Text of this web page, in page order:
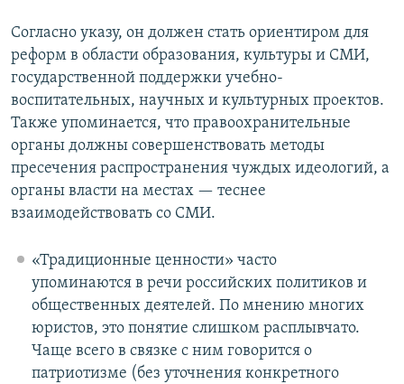
Согласно указу, он должен стать ориентиром для
реформ в области образования, культуры и СМИ,
государственной поддержки учебно-
воспитательных, научных и культурных проектов.
Также упоминается, что правоохранительные
органы должны совершенствовать методы
пресечения распространения чуждых идеологий, а
органы власти на местах — теснее
взаимодействовать со СМИ.
«Традиционные ценности» часто
упоминаются в речи российских политиков и
общественных деятелей. По мнению многих
юристов, это понятие слишком расплывчато.
Чаще всего в связке с ним говорится о
патриотизме (без уточнения конкретного